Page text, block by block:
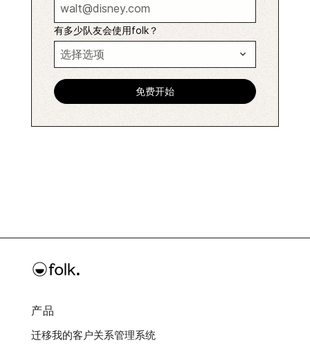
有多少队友会使用folk？
产品
迁移我的客户关系管理系统